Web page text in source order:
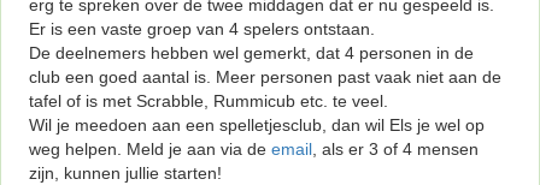
erg te spreken over de twee middagen dat er nu gespeeld is.
Er is een vaste groep van 4 spelers ontstaan.
De deelnemers hebben wel gemerkt, dat 4 personen in de
club een goed aantal is. Meer personen past vaak niet aan de
tafel of is met Scrabble, Rummicub etc. te veel.
Wil je meedoen aan een spelletjesclub, dan wil Els je wel op
weg helpen. Meld je aan via de email , als er 3 of 4 mensen
zijn, kunnen jullie starten!